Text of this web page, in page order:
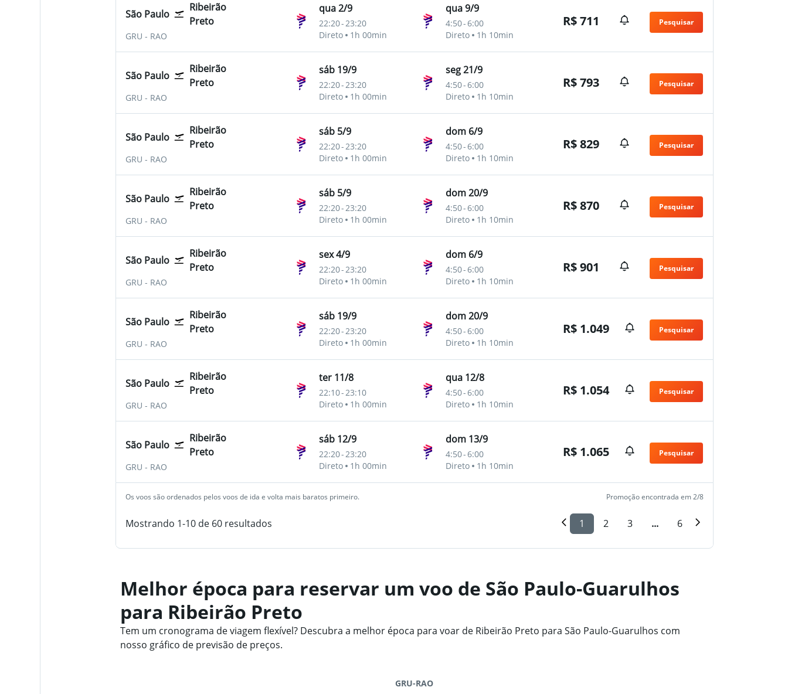
São Paulo
Ribeirão
Preto
GRU São Paulo-Guarulhos
- RAO
qua 2/9
22:20-23:20
Direto
1h 00min
qua 9/9
4:50-6:00
Direto
1h 10min
R$ 711 Pesquisar
São Paulo
Ribeirão
Preto
GRU São Paulo-Guarulhos
- RAO
sáb 19/9
22:20-23:20
Direto
1h 00min
seg 21/9
4:50-6:00
Direto
1h 10min
R$ 793 Pesquisar
São Paulo
Ribeirão
Preto
GRU São Paulo-Guarulhos
- RAO
sáb 5/9
22:20-23:20
Direto
1h 00min
dom 6/9
4:50-6:00
Direto
1h 10min
R$ 829 Pesquisar
São Paulo
Ribeirão
Preto
GRU São Paulo-Guarulhos
- RAO
sáb 5/9
22:20-23:20
Direto
1h 00min
dom 20/9
4:50-6:00
Direto
1h 10min
R$ 870 Pesquisar
São Paulo
Ribeirão
Preto
GRU São Paulo-Guarulhos
- RAO
sex 4/9
22:20-23:20
Direto
1h 00min
dom 6/9
4:50-6:00
Direto
1h 10min
R$ 901 Pesquisar
São Paulo
Ribeirão
Preto
GRU São Paulo-Guarulhos
- RAO
sáb 19/9
22:20-23:20
Direto
1h 00min
dom 20/9
4:50-6:00
Direto
1h 10min
R$ 1.049 Pesquisar
São Paulo
Ribeirão
Preto
GRU São Paulo-Guarulhos
- RAO
ter 11/8
22:10-23:10
Direto
1h 00min
qua 12/8
4:50-6:00
Direto
1h 10min
R$ 1.054 Pesquisar
São Paulo
Ribeirão
Preto
GRU São Paulo-Guarulhos
- RAO
sáb 12/9
22:20-23:20
Direto
1h 00min
dom 13/9
4:50-6:00
Direto
1h 10min
R$ 1.065 Pesquisar
Os voos são ordenados pelos voos de ida e volta mais baratos primeiro. Promoção encontrada em 2/8
Mostrando 1-10 de 60 resultados 1 2 3 ... 6
Melhor época para reservar um voo de São Paulo-Guarulhos
para Ribeirão Preto
Tem um cronograma de viagem flexível? Descubra a melhor época para voar de Ribeirão Preto para São Paulo-Guarulhos com
nosso gráfico de previsão de preços.
GRU-RAO